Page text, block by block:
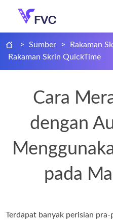
> Sumber > Rakaman
Rakaman Skrin QuickTime
Cara
dengan
pada
Terdapat banyak perisian